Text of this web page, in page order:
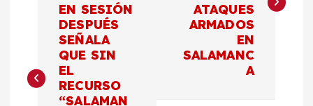
a
EN SESIÓN
DESPUÉS
SEÑALA
QUE SIN
EL
RECURSO
“SALAMAN
ATAQUES
ARMADOS
EN
SALAMANC
A